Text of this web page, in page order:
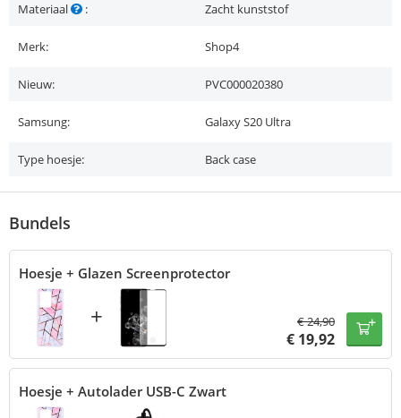
Materiaal : Zacht kunststof
Merk: Shop4
Nieuw: PVC000020380
Samsung: Galaxy S20 Ultra
Type hoesje: Back case
Bundels
Hoesje + Glazen Screenprotector
+ €24,90
€ 19,92
Hoesje + Autolader USB-C Zwart